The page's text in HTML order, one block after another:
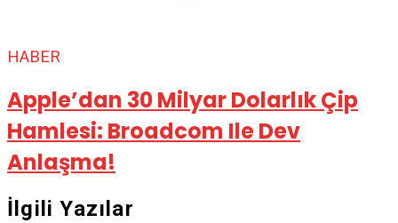
HABER
Apple’dan 30 Milyar Dolarlık Çip
Hamlesi: Broadcom Ile Dev
Anlaşma!
İlgili Yazılar